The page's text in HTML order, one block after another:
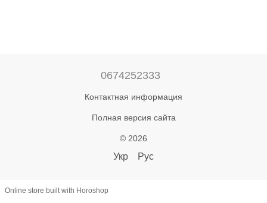
0674252333
Контактная информация
Полная версия сайта
© 2026
Укр Рус
Online store built with Horoshop